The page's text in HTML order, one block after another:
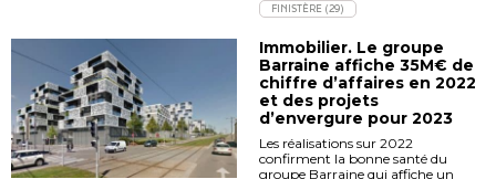
FINISTÈRE (29)
Immobilier. Le groupe
Barraine affiche 35M€ de
chiffre d’affaires en 2022
et des projets
d’envergure pour 2023
Les réalisations sur 2022
confirment la bonne santé du
groupe Barraine qui affiche un